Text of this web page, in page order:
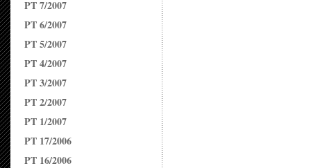
PT 7/2007
PT 6/2007
PT 5/2007
PT 4/2007
PT 3/2007
PT 2/2007
PT 1/2007
PT 17/2006
PT 16/2006